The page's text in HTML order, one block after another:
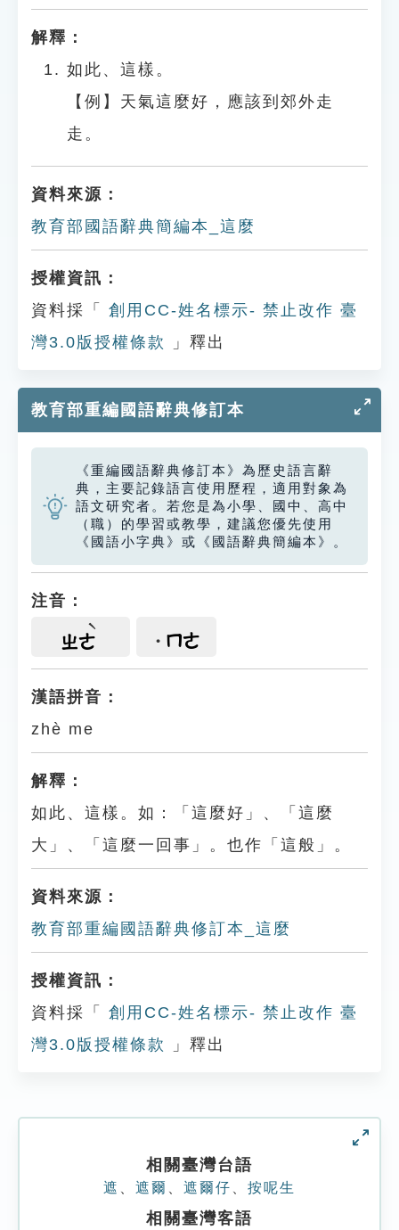
解釋：
如此、這樣。
【例】天氣這麼好，應該到郊外走
走。
資料來源：
教育部國語辭典簡編本_這麼
授權資訊：
資料採「
創用CC-姓名標示- 禁止改作 臺
灣3.0版授權條款
」釋出
教育部重編國語辭典修訂本
《重編國語辭典修訂本》為歷史語言辭
典，主要記錄語言使用歷程，適用對象為
語文研究者。若您是為小學、國中、高中
（職）的學習或教學，建議您優先使用
《國語小字典》或《國語辭典簡編本》。
注音：
ㄓㄜ ㄇㄜ
漢語拼音：
zhè me
解釋：
如此、這樣。如：「這麼好」、「這麼
大」、「這麼一回事」。也作「這般」。
資料來源：
教育部重編國語辭典修訂本_這麼
授權資訊：
資料採「
創用CC-姓名標示- 禁止改作 臺
灣3.0版授權條款
」釋出
相關臺灣台語
遮 遮爾 遮爾仔 按呢生
相關臺灣客語